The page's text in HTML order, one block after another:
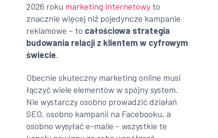
2026 roku marketing internetowy to
znacznie więcej niż pojedyncze kampanie
reklamowe – to całościowa strategia
budowania relacji z klientem w cyfrowym
świecie.
Obecnie skuteczny marketing online musi
łączyć wiele elementów w spójny system.
Nie wystarczy osobno prowadzić działań
SEO, osobno kampanii na Facebooku, a
osobno wysyłać e-maile – wszystkie te